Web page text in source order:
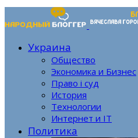
Украина
Общество
Экономика и Бизнес
Право і суд
История
Технологии
Интернет и IT
Политика